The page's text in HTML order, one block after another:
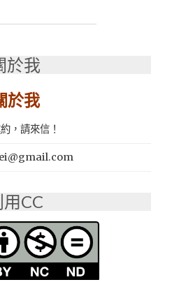
好
秀
雷
敦
MENTHOLATUM、
高
於我
於我
，請來信！
用CC